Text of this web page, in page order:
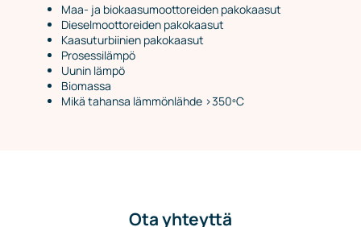
Maa- ja biokaasumoottoreiden pakokaasut
Dieselmoottoreiden pakokaasut
Kaasuturbiinien pakokaasut
Prosessilämpö
Uunin lämpö
Biomassa
Mikä tahansa lämmönlähde >350ºC
Ota yhteyttä